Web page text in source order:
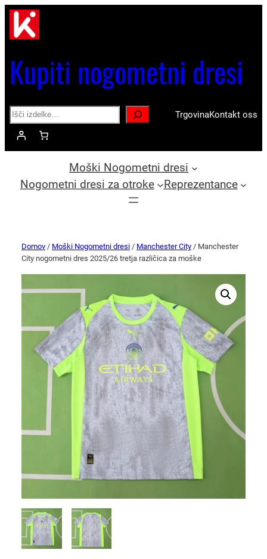
Kupiti nogometni dresi
Search TrgovinaKontakt oss
Moški Nogometni dresi
Nogometni dresi za otroke
Reprezentance
Domov / Moški Nogometni dresi / Manchester City / Manchester
City nogometni dres 2025/26 tretja različica za moške